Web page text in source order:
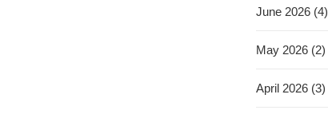
June 2026 (4)
May 2026 (2)
April 2026 (3)